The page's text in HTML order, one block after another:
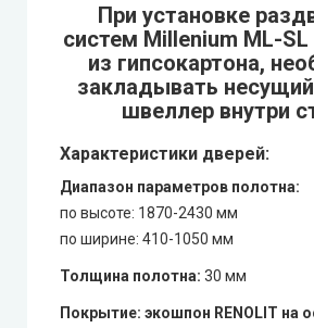
При установке
систем Millenium ML-
из гипсокартона,
закладывать
швеллер внутри
Характеристики дверей:
Диапазон параметров полотна:
по высоте: 1870-2430 мм
по ширине: 410-1050 мм
Толщина полотна: 30 мм
Покрытие: экошпон RENOLIT на